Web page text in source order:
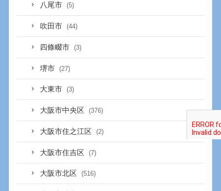
八尾市 (5)
吹田市 (44)
四條畷市 (3)
堺市 (27)
大東市 (3)
大阪市中央区 (376)
大阪市住之江区 (2)
大阪市住吉区 (7)
大阪市北区 (516)